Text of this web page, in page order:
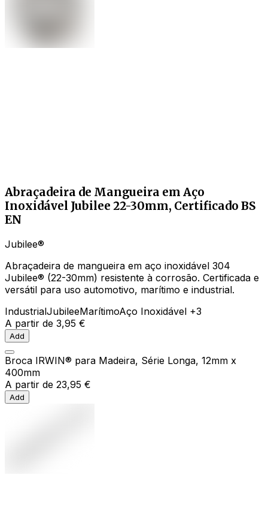
Abraçadeira de Mangueira em Aço
Inoxidável Jubilee 22-30mm, Certificado BS
EN
Jubilee®
Abraçadeira de mangueira em aço inoxidável 304
Jubilee® (22-30mm) resistente à corrosão. Certificada e
versátil para uso automotivo, marítimo e industrial.
IndustrialJubileeMarítimoAço Inoxidável +3
A partir de 3,95 €
Add
Broca IRWIN® para Madeira, Série Longa, 12mm x
400mm
A partir de 23,95 €
Add